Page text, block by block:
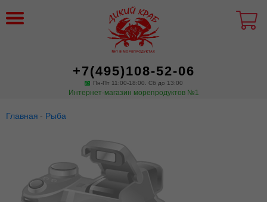
+7(495)108-52-06
Пн-Пт 11:00-18:00. Сб до 13:00
Интернет-магазин морепродуктов №1
Главная Рыба